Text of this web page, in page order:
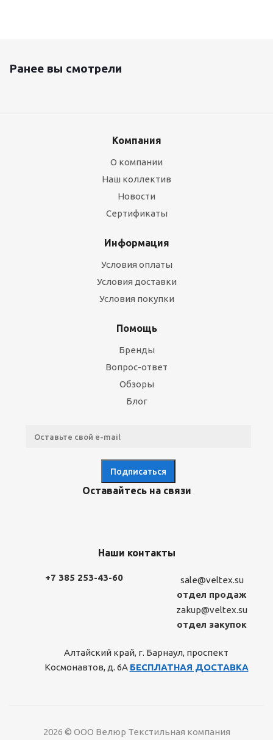
Ранее вы смотрели
Компания
О компании
Наш коллектив
Новости
Сертификаты
Информация
Условия оплаты
Условия доставки
Условия покупки
Помощь
Бренды
Вопрос-ответ
Обзоры
Блог
Оставайтесь на связи
Наши контакты
+7 385 253-43-60
sale@veltex.su
отдел продаж
zakup@veltex.su
отдел закупок
Алтайский край, г. Барнаул, проспект
Космонавтов, д. 6А БЕСПЛАТНАЯ ДОСТАВКА
2026 © ООО Велюр Текстильная компания